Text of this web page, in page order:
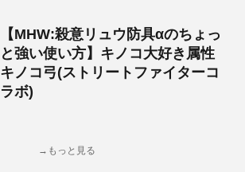
【MHW:殺意リュウ防具αのちょっ
と強い使い方】キノコ大好き属性
キノコ弓(ストリートファイターコ
ラボ)
→もっと見る